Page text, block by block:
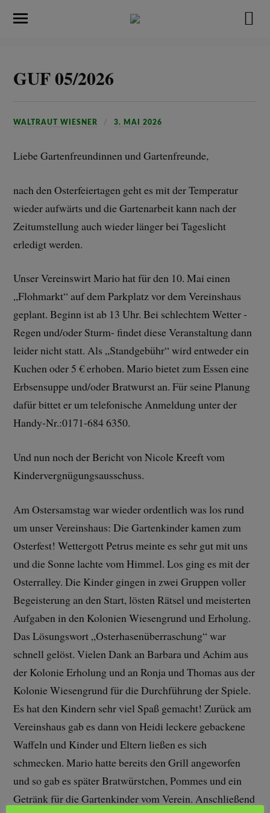
GUF 05/2026
WALTRAUT WIESNER 3. MAI 2026
Liebe Gartenfreundinnen und Gartenfreunde,
nach den Osterfeiertagen geht es mit der Temperatur
wieder aufwärts und die Gartenarbeit kann nach der
Zeitumstellung auch wieder länger bei Tageslicht
erledigt werden.
Unser Vereinswirt Mario hat für den 10. Mai einen
„Flohmarkt“ auf dem Parkplatz vor dem Vereinshaus
geplant. Beginn ist ab 13 Uhr. Bei schlechtem Wetter -
Regen und/oder Sturm- findet diese Veranstaltung dann
leider nicht statt. Als „Standgebühr“ wird entweder ein
Kuchen oder 5 € erhoben. Mario bietet zum Essen eine
Erbsensuppe und/oder Bratwurst an. Für seine Planung
dafür bittet er um telefonische Anmeldung unter der
Handy-Nr.:0171-684 6350.
Und nun noch der Bericht von Nicole Kreeft vom
Kindervergnügungsausschuss.
Am Ostersamstag war wieder ordentlich was los rund
um unser Vereinshaus: Die Gartenkinder kamen zum
Osterfest! Wettergott Petrus meinte es sehr gut mit uns
und die Sonne lachte vom Himmel. Los ging es mit der
Osterralley. Die Kinder gingen in zwei Gruppen voller
Begeisterung an den Start, lösten Rätsel und meisterten
Aufgaben in den Kolonien Wiesengrund und Erholung.
Das Lösungswort „Osterhasenüberraschung“ war
schnell gelöst. Vielen Dank an Barbara und Achim aus
der Kolonie Erholung und an Ronja und Thomas aus der
Kolonie Wiesengrund für die Durchführung der Spiele.
Es hat den Kindern sehr viel Spaß gemacht! Zurück am
Vereinshaus gab es dann von Heidi leckere gebackene
Waffeln und Kinder und Eltern ließen es sich
schmecken. Mario hatte bereits den Grill angeworfen
und so gab es später Bratwürstchen, Pommes und ein
Getränk für die Gartenkinder vom Verein. Anschließend